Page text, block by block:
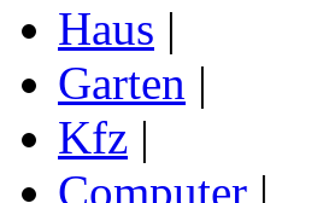
Haus |
Garten |
Kfz |
Computer |